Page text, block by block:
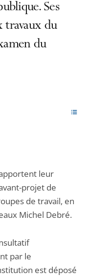
Ses
travaux du
du
leur
projet de
de travail, en
Michel Debré.
par le
est déposé